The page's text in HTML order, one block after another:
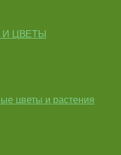
И ЦВЕТЫ
цветы и растения